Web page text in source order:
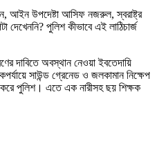
আইন উপদেষ্টা আসিফ নজরুল, স্বরাষ্ট্র
দেখেননি? পুলিশ কীভাবে এই লাঠিচার্জ
দাবিতে অবস্থান নেওয়া ইবতেদায়ি
সাউন্ড গ্রেনেড ও জলকামান নিক্ষেপ
পুলিশ। এতে এক নারীসহ ছয় শিক্ষক